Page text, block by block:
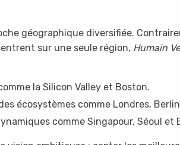
géographique diversifiée.
sur une seule région, Humain
la Silicon Valley et Boston.
écosystèmes comme Londres,
comme Singapour, Séoul et